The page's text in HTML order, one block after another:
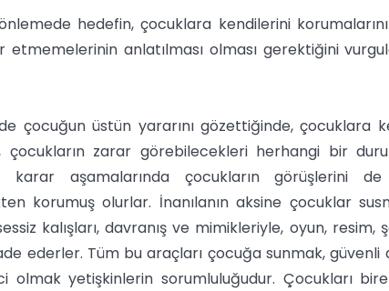
hedefin, çocuklara kendilerini
anlatılması olması gerektiğini
çocuğun üstün yararını gözettiğinde, çocuklara
çocukların zarar görebilecekleri herhangi bir
karar aşamalarında çocukların görüşlerini
korumuş olurlar. İnanılanın aksine çocuklar
kalışları, davranış ve mimikleriyle, oyun, resim,
ederler. Tüm bu araçları çocuğa sunmak,
olmak yetişkinlerin sorumluluğudur. Çocukları